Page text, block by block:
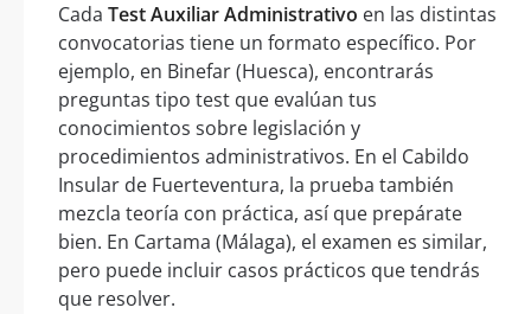
Cada Test Auxiliar Administrativo en las distintas
convocatorias tiene un formato específico. Por
ejemplo, en Binefar (Huesca), encontrarás
preguntas tipo test que evalúan tus
conocimientos sobre legislación y
procedimientos administrativos. En el Cabildo
Insular de Fuerteventura, la prueba también
mezcla teoría con práctica, así que prepárate
bien. En Cartama (Málaga), el examen es similar,
pero puede incluir casos prácticos que tendrás
que resolver.